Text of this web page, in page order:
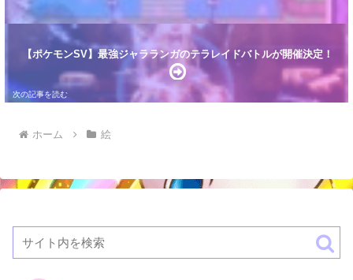
【ポケモンSV】最強ジャラランガのテラレイドバトルが開催決定！
ホーム 絵